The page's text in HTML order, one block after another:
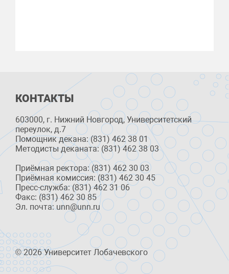
КОНТАКТЫ
603000, г. Нижний Новгород, Университетский
переулок, д.7
Помощник декана: (831) 462 38 01
Методисты деканата: (831) 462 38 03
Приёмная ректора: (831) 462 30 03
Приёмная комиссия: (831) 462 30 45
Пресс-служба: (831) 462 31 06
Факс: (831) 462 30 85
Эл. почта: unn@unn.ru
© 2026 Университет Лобачевского